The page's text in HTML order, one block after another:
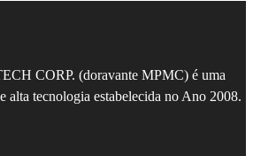
CORP. (doravante MPMC) é uma
alta tecnologia estabelecida no Ano 2008.